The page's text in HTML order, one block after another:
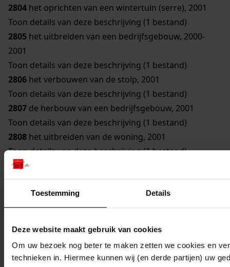
Toestemming Details
Deze website maakt gebruik van cookies
Om uw bezoek nog beter te maken zetten we cookies en
technieken in. Hiermee kunnen wij (en derde partijen) uw
2804 het oprichten van een wintertuin (serre), 2001
Toon details van deze beschrijving (1 bestand)
2805 het uitbreiden van een bedrijfsgebouw, 2000-
2001
Toon details van deze beschrijving (1 bestand)
2806 het verbouwen van de stolp, 2001
Toon details van deze beschrijving (1 bestand)
2807 de herbouw van een bedrijfsgebouw, 2001
Toon details van deze beschrijving (1 bestand)
2808 het uitbreiden van de woning, 2001
Toon details van deze beschrijving (1 bestand)
2809de verbouw van het kantoor en uitgiftepunt,
2000-2001
Toon details van deze beschrijving (1 bestand)
2810het bouwen van een paardenbak en een
Toon details van deze beschrijving (1 bestand)
2811 het uitbreiden van de woning en berging, 2001